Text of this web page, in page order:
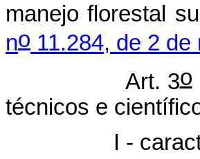
manejo florestal
no 11.284, de 2
Art. 3o
técnicos e